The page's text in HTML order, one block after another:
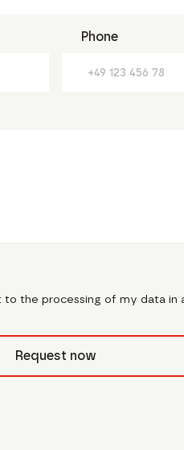
Phone
the processing of my data in
Request now